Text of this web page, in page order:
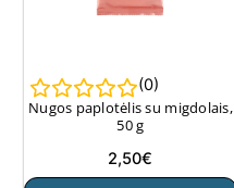
(0)
Nugos paplotėlis su migdolais,
50 g
2,50€